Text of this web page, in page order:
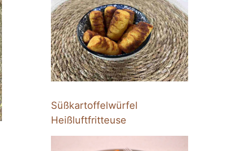
Süßkartoffelwürfel
Heißluftfritteuse